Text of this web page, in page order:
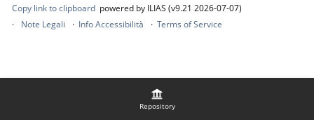
Repository
Copy link to clipboard powered by ILIAS (v9.21 2026-07-07)
Note Legali
Info Accessibilità Terms of Service